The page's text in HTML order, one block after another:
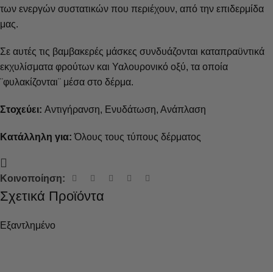
των ενεργών συστατικών που περιέχουν, από την επιδερμίδα
μας.
Σε αυτές τις βαμβακερές μάσκες συνδυάζονται καταπραϋντικά
εκχυλίσματα φρούτων και Υαλουρονικό οξύ, τα οποία
¨φυλακίζονται¨ μέσα στο δέρμα.
Στοχεύει: Αντιγήρανση, Ενυδάτωση, Ανάπλαση
Κατάλληλη για:Όλους τους τύπους δέρματος
Κοινοποίηση:
Σχετικά Προϊόντα
Εξαντλημένο